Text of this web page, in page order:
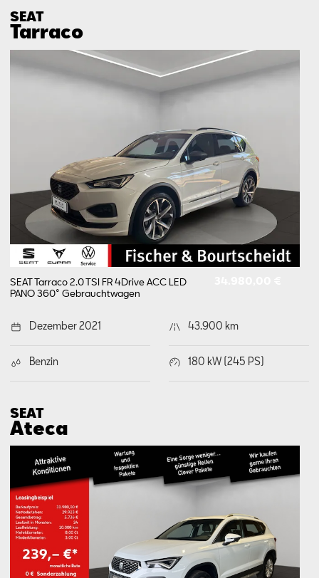
SEAT
Tarraco
SEAT Tarraco 2.0 TSI FR 4Drive ACC LED
PANO 360° Gebrauchtwagen
Dezember 2021 43.900 km
Benzin 180 kW (245 PS)
SEAT
Ateca